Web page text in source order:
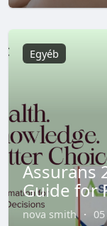
Egyéb
Assurans
Guide for
nova smith ·